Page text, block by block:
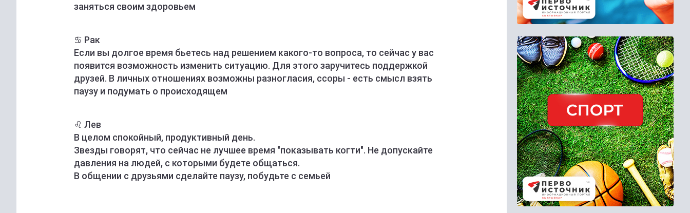
заняться своим здоровьем
♋️ Рак
Если вы долгое время бьетесь над решением какого-то вопроса, то сейчас у вас
появится возможность изменить ситуацию. Для этого заручитесь поддержкой
друзей. В личных отношениях возможны разногласия, ссоры - есть смысл взять
паузу и подумать о происходящем
♌️ Лев
В целом спокойный, продуктивный день.
Звезды говорят, что сейчас не лучшее время "показывать когти". Не допускайте
давления на людей, с которыми будете общаться.
В общении с друзьями сделайте паузу, побудьте с семьей